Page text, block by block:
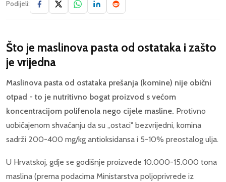
Podijeli:
Što je maslinova pasta od ostataka i zašto
je vrijedna
Maslinova pasta od ostataka prešanja (komine) nije obični
otpad - to je nutritivno bogat proizvod s većom
koncentracijom polifenola nego cijele masline. Protivno
uobičajenom shvaćanju da su „ostaci" bezvrijedni, komina
sadrži 200-400 mg/kg antioksidansa i 5-10% preostalog ulja.
U Hrvatskoj, gdje se godišnje proizvede 10.000-15.000 tona
maslina (prema podacima Ministarstva poljoprivrede iz